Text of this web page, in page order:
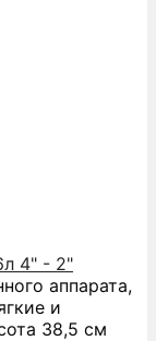
4" - 2"
аппарата,
и
38,5 см